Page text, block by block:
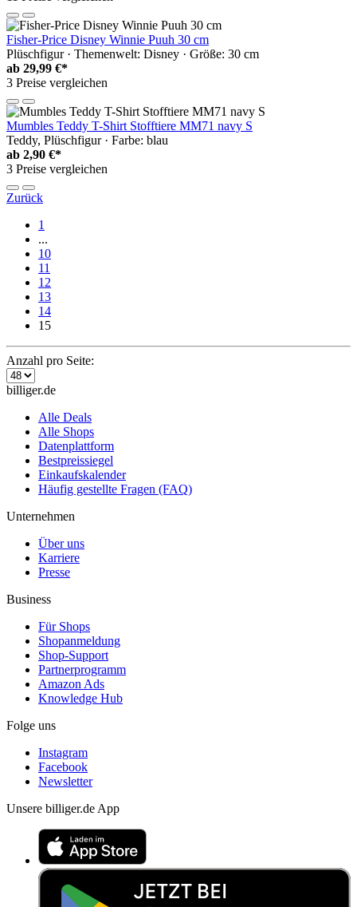
Fisher-Price Disney Winnie Puuh 30 cm
Plüschfigur · Themenwelt: Disney · Größe: 30 cm
ab 29,99 €*
3 Preise vergleichen
Mumbles Teddy T-Shirt Stofftiere MM71 navy S
Teddy, Plüschfigur · Farbe: blau
ab 2,90 €*
3 Preise vergleichen
Zurück
1
...
10
11
12
13
14
15
Anzahl pro Seite:
billiger.de
Alle Deals
Alle Shops
Datenplattform
Bestpreissiegel
Einkaufskalender
Häufig gestellte Fragen (FAQ)
Unternehmen
Über uns
Karriere
Presse
Business
Für Shops
Shopanmeldung
Shop-Support
Partnerprogramm
Amazon Ads
Knowledge Hub
Folge uns
Instagram
Facebook
Newsletter
Unsere billiger.de App